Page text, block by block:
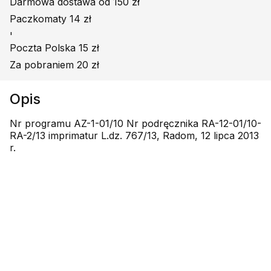
Paczkomaty 14 zł
'
Poczta Polska 15 zł
Za pobraniem 20 zł
Opis
Nr programu AZ-1-01/10 Nr podręcznika RA-12-01/10-
RA-2/13 imprimatur L.dz. 767/13, Radom, 12 lipca 2013
r.